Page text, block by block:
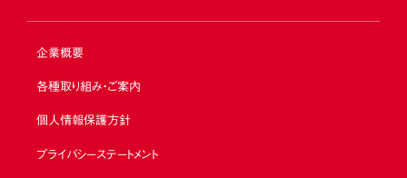
企業概要
各種取り組み・ご案内
個人情報保護方針
プライバシーステートメント